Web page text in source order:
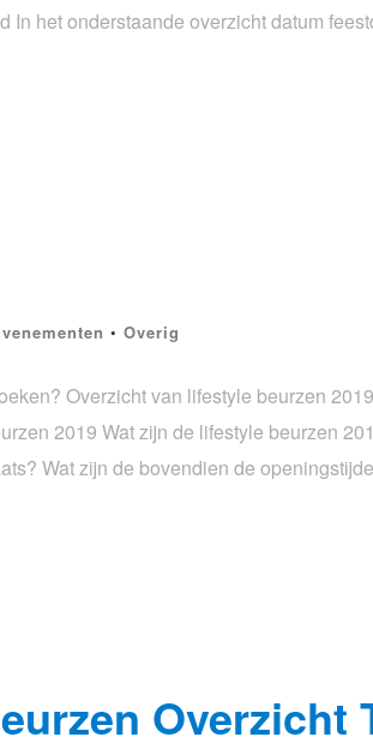
het onderstaande overzicht datum
• Overig
Overzicht van lifestyle beurzen
2019 Wat zijn de lifestyle beurzen
Wat zijn de bovendien de
Overzicht